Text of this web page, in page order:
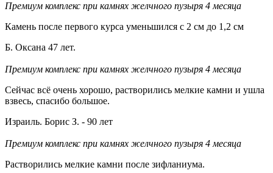
Премиум комплекс при камнях желчного пузыря 4 месяца
Камень после первого курса уменьшился с 2 см до 1,2 см
Б. Оксана 47 лет.
Премиум комплекс при камнях желчного пузыря 4 месяца
Сейчас всё очень хорошо, растворились мелкие камни и ушла
взвесь, спасибо большое.
Израиль. Борис З. - 90 лет
Премиум комплекс при камнях желчного пузыря 4 месяца
Растворились мелкие камни после зифланиума.